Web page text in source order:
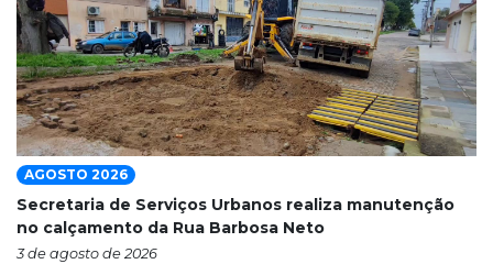
AGOSTO 2026
Secretaria de Serviços Urbanos realiza manutenção
no calçamento da Rua Barbosa Neto
3 de agosto de 2026